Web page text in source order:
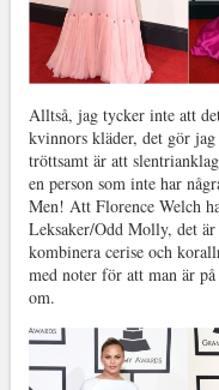
Alltså, jag tycker inte att
kvinnors kläder, det gör
tröttsamt är att
en person som inte har
Men! Att Florence Welch
Leksaker/Odd Molly, det
kombinera cerise och
med noter för att man är
om.